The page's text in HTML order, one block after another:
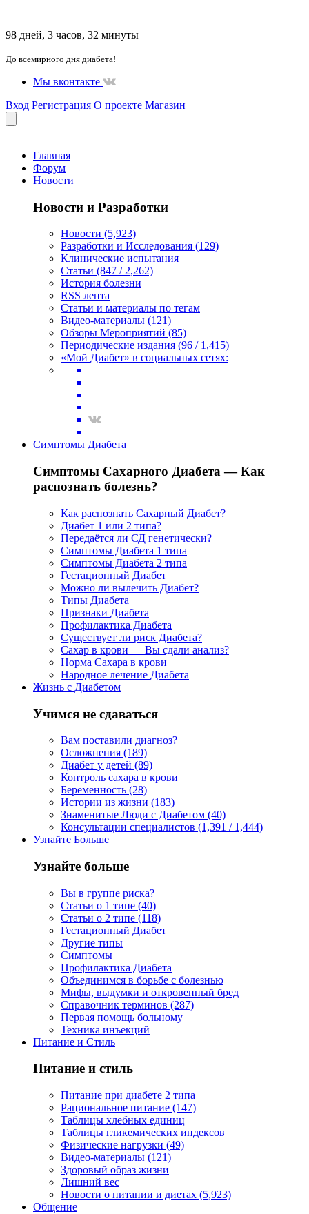
98 дней, 3 часов, 32 минуты
До всемирного дня диабета!
Мы вконтакте
Вход Регистрация О проекте Магазин
Главная
Форум
Новости
Новости и Разработки
Новости (5,923)
Разработки и Исследования (129)
Клинические испытания
Статьи (847 / 2,262)
История болезни
RSS лента
Статьи и материалы по тегам
Видео-материалы (121)
Обзоры Мероприятий (85)
Периодические издания (96 / 1,415)
«Мой Диабет» в социальных сетях:
Симптомы Диабета
Симптомы Сахарного Диабета — Как
распознать болезнь?
Как распознать Сахарный Диабет?
Диабет 1 или 2 типа?
Передаётся ли СД генетически?
Симптомы Диабета 1 типа
Симптомы Диабета 2 типа
Гестационный Диабет
Можно ли вылечить Диабет?
Типы Диабета
Признаки Диабета
Профилактика Диабета
Существует ли риск Диабета?
Сахар в крови — Вы сдали анализ?
Норма Сахара в крови
Народное лечение Диабета
Жизнь с Диабетом
Учимся не сдаваться
Вам поставили диагноз?
Осложнения (189)
Диабет у детей (89)
Контроль сахара в крови
Беременность (28)
Истории из жизни (183)
Знаменитые Люди с Диабетом (40)
Консультации специалистов (1,391 / 1,444)
Узнайте Больше
Узнайте больше
Вы в группе риска?
Статьи о 1 типе (40)
Статьи о 2 типе (118)
Гестационный Диабет
Другие типы
Симптомы
Профилактика Диабета
Объединимся в борьбе с болезнью
Мифы, выдумки и откровенный бред
Справочник терминов (287)
Первая помощь больному
Техника инъекций
Питание и Стиль
Питание и стиль
Питание при диабете 2 типа
Рациональное питание (147)
Таблицы хлебных единиц
Таблицы гликемических индексов
Физические нагрузки (49)
Видео-материалы (121)
Здоровый образ жизни
Лишний вес
Новости о питании и диетах (5,923)
Общение